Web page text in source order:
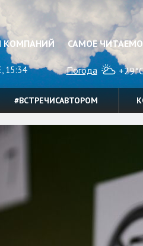
КОМПАНИЙ САМОЕ
15:34 Погода
#ВСТРЕЧИСАВТОРОМ